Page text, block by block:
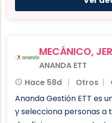
MECÁNICO,
ANANDA ETT
Hace 58d
Otros
Ananda Gestión ETT es
y selecciona personas a